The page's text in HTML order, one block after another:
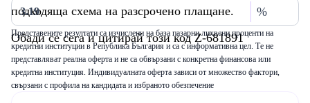
подходяща схема на разсрочено плащане.
Обади се сега и цитирай този код Z-681891
%
Представените резултати са изчислени на база пазарни лихвени проценти на
кредитни институции в Република България и са с информативна цел. Те не
представляват реална оферта и не са обвързани с конкретна финансова или
кредитна институция. Индивидуалната оферта зависи от множество фактори,
свързани с профила на кандидата и избраното обезпечение